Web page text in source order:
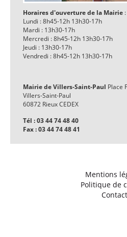
Horaires d'ouverture de la Mairie :
Lundi : 8h45-12h 13h30-17h
Mardi : 13h30-17h
Mercredi : 8h45-12h 13h30-17h
Jeudi : 13h30-17h
Vendredi : 8h45-12h 13h30-17h
Mairie de Villers-Saint-Paul Place
Villers-Saint-Paul
60872 Rieux CEDEX
Tél : 03 44 74 48 40
Fax : 03 44 74 48 41
Mentions
Politique de
Contact